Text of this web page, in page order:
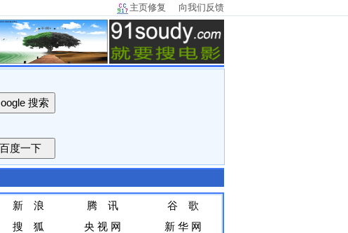
主页修复 向我们反馈
新 浪 腾 讯
谷 歌
搜 狐 央 视 网
新 华 网